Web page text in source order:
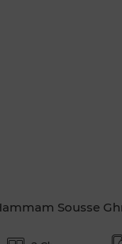
Sousse